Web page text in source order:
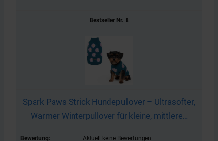
8
Spark Paws Strick Hundepullover – Ultrasofter,
Warmer Winterpullover für kleine, mittlere…
Aktuell keine Bewertungen